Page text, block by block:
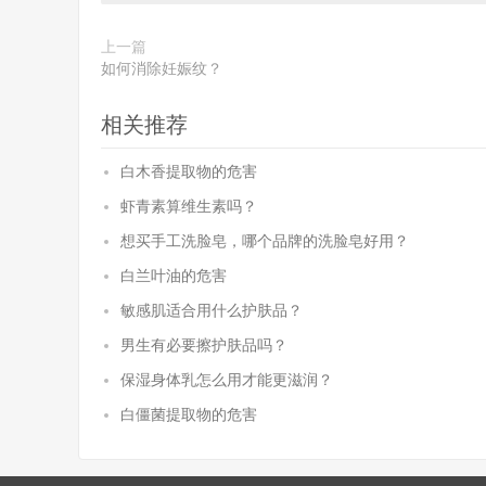
上一篇
如何消除妊娠纹？
相关推荐
白木香提取物的危害
虾青素算维生素吗？
想买手工洗脸皂，哪个品牌的洗脸皂好用？
白兰叶油的危害
敏感肌适合用什么护肤品？
男生有必要擦护肤品吗？
保湿身体乳怎么用才能更滋润？
白僵菌提取物的危害